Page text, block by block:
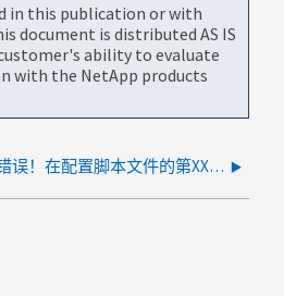
in this publication or with
document is distributed AS IS
ability to evaluate
with the NetApp products
BES-53248 RC框架 安装：错误！在配置脚本文件的第XX行